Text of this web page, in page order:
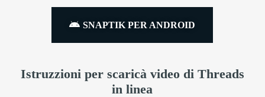
SNAPTIK PER ANDROID
Istruzzioni per scaricà video di Threads
in linea